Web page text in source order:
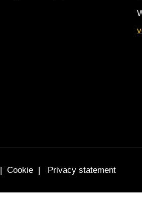
|Cookie | Privacy statement